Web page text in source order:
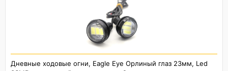
Дневные ходовые огни, Eagle Eye Орлиный глаз 23мм, Led